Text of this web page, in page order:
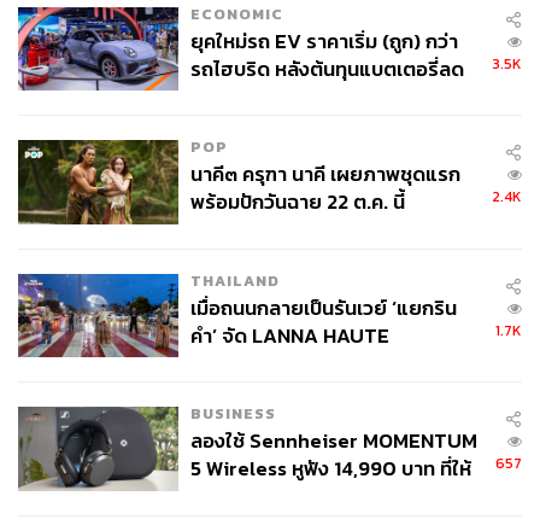
ECONOMIC
ยุคใหม่รถ EV ราคาเริ่ม (ถูก) กว่า
รถไฮบริด หลังต้นทุนแบตเตอรี่ลด
3.5K
POP
นาคี๓ ครุฑา นาคี เผยภาพชุดแรก
พร้อมปักวันฉาย 22 ต.ค. นี้
2.4K
THAILAND
เมื่อถนนกลายเป็นรันเวย์ ‘แยกริน
คำ’ จัด LANNA HAUTE
1.7K
BUSINESS
ลองใช้ Sennheiser MOMENTUM
5 Wireless หูฟัง 14,990 บาท ที่ให้
657